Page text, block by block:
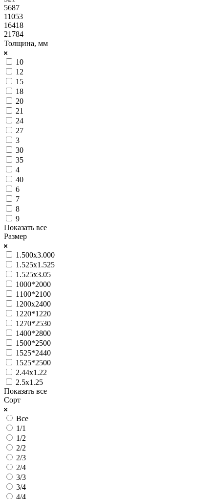
5687
11053
16418
21784
Толщина, мм
10
12
15
18
20
21
24
27
3
30
35
4
40
6
7
8
9
Показать все
Размер
1.500x3.000
1.525х1.525
1.525х3.05
1000*2000
1100*2100
1200х2400
1220*1220
1270*2530
1400*2800
1500*2500
1525*2440
1525*2500
2.44х1.22
2.5х1.25
Показать все
Сорт
Все
1/1
1/2
2/2
2/3
2/4
3/3
3/4
4/4